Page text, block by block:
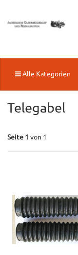
Alle Kategorien
Telegabel
Seite 1 von 1